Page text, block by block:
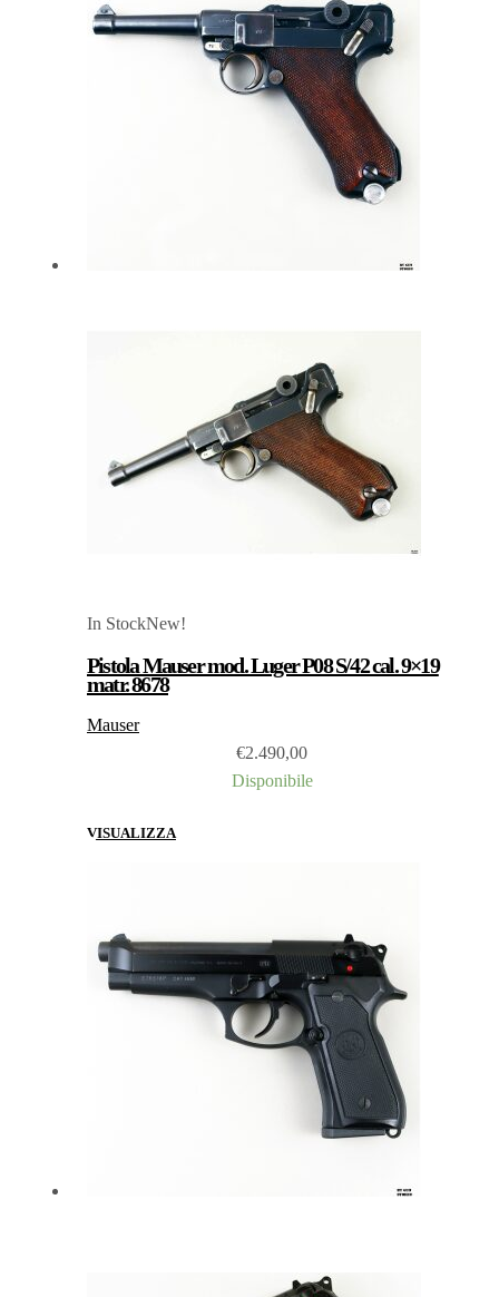
In StockNew!
Pistola Mauser mod. Luger P08 S/42 cal. 9×19
matr. 8678
Mauser
€2.490,00
Disponibile
VISUALIZZA